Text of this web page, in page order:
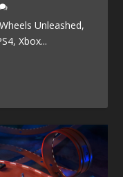
Unleashed,
Xbox...